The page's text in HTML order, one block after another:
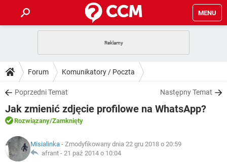
MENU
GRY WHATSAPP
SPOTIFY
INSTAGRAM FACEBOOK
WINDOWS 10
PORADY
PlayStation TIKTOK
SPOTIFY
INSTAGRAM
WINDOWS 10
DO POBRANIA
ANDROID TIKTOK
GRY
IOS NETFLIX
INSTAGRAM
FORUM
COVID-19
GRY
ARTYKUŁY
COVID-19
Forum Komunikatory / Poczta
Poprzedni Temat Następny Temat
Jak zmienić zdjęcie profilowe na WhatsApp?
Rozwiązany/Zamknięty
Misialinka - Zmodyfikowany dnia 22 gru 2018 o 20:59
afrant - 21 paź 2014 o 10:04